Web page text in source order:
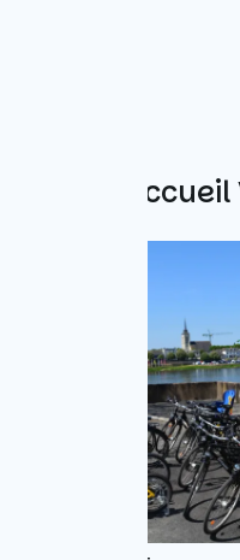
Autres